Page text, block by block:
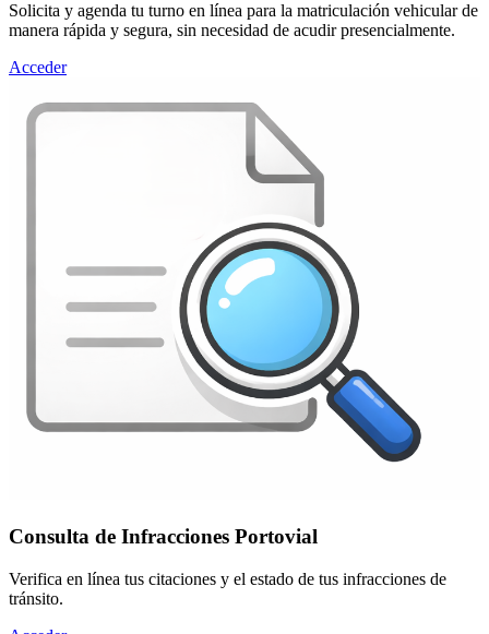
Solicita y agenda tu turno en línea para la matriculación vehicular de
manera rápida y segura, sin necesidad de acudir presencialmente.
Acceder
Consulta de Infracciones Portovial
Verifica en línea tus citaciones y el estado de tus infracciones de
tránsito.